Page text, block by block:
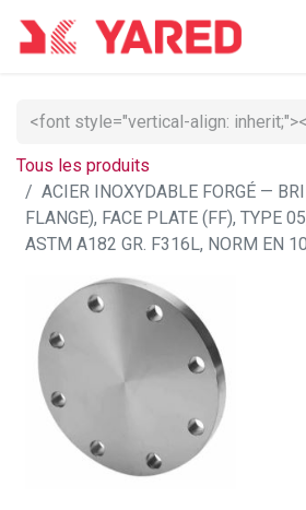
Tous les produits
ACIER INOXYDABLE FORGÉ —
FLANGE), FACE PLATE (FF), TYPE
ASTM A182 GR. F316L, NORM EN